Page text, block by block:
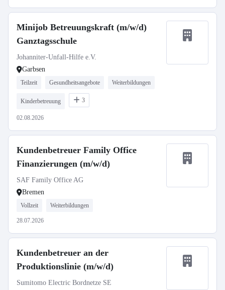
Minijob Betreuungskraft (m/w/d)
Ganztagsschule
Johanniter-Unfall-Hilfe e.V.
Garbsen
Teilzeit Gesundheitsangebote Weiterbildungen
Kinderbetreuung 3
02.08.2026
Kundenbetreuer Family Office
Finanzierungen (m/w/d)
SAF Family Office AG
Bremen
Vollzeit Weiterbildungen
28.07.2026
Kundenbetreuer an der
Produktionslinie (m/w/d)
Sumitomo Electric Bordnetze SE